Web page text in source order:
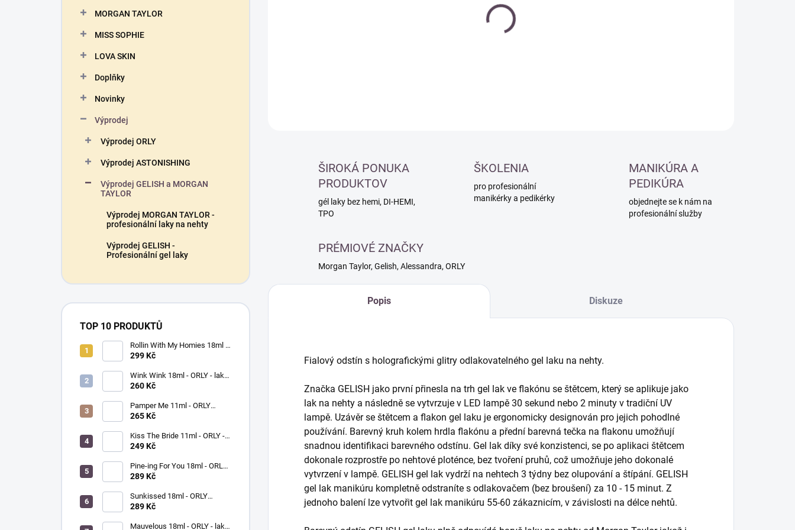
MORGAN TAYLOR
MISS SOPHIE
LOVA SKIN
Doplňky
Novinky
Výprodej
Výprodej ORLY
Výprodej ASTONISHING
Výprodej GELISH a MORGAN
TAYLOR
Výprodej MORGAN TAYLOR -
profesionální laky na nehty
Výprodej GELISH -
Profesionální gel laky
TOP 10 PRODUKTŮ
Rollin With My Homies 18ml -
ORLY - lak na nehty
299 Kč
Wink Wink 18ml - ORLY - lak
na nehty
260 Kč
Pamper Me 11ml - ORLY
BREATHABLE - ošetřující lak
265 Kč
Kiss The Bride 11ml - ORLY -
lak na nehty
249 Kč
Pine-ing For You 18ml - ORLY
BREATHABLE - ošetřující
289 Kč
Sunkissed 18ml - ORLY
BREATHABLE - ošetřující
289 Kč
Mauvelous 18ml - ORLY - lak
ŠIROKÁ PONUKA
PRODUKTOV
gél laky bez hemi, DI-HEMI,
TPO
ŠKOLENIA
pro profesionální
manikérky a pedikérky
MANIKÚRA A
PEDIKÚRA
objednejte se k nám na
profesionální služby
PRÉMIOVÉ ZNAČKY
Morgan Taylor, Gelish, Alessandra, ORLY
Popis Diskuze
Fialový odstín s holografickými glitry odlakovatelného gel laku na nehty.
Značka GELISH jako první přinesla na trh gel lak ve flakónu se štětcem, který se aplikuje jako
lak na nehty a následně se vytvrzuje v LED lampě 30 sekund nebo 2 minuty v tradiční UV
lampě. Uzávěr se štětcem a flakon gel laku je ergonomicky designován pro jejich pohodlné
používání. Barevný kruh kolem hrdla flakónu a přední barevná tečka na flakonu umožňují
snadnou identifikaci barevného odstínu. Gel lak díky své konzistenci, se po aplikaci štětcem
dokonale rozprostře po nehtové ploténce, bez tvoření pruhů, což umožňuje jeho dokonalé
vytvrzení v lampě. GELISH gel lak vydrží na nehtech 3 týdny bez olupování a štípání. GELISH
gel lak manikúru kompletně odstraníte s odlakovačem (bez broušení) za 10 - 15 minut. Z
jednoho balení lze vytvořit gel lak manikúru 55-60 zákaznicím, v závislosti na délce nehtů.